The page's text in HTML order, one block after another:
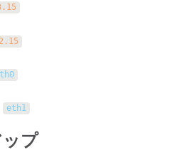
eth1
プ